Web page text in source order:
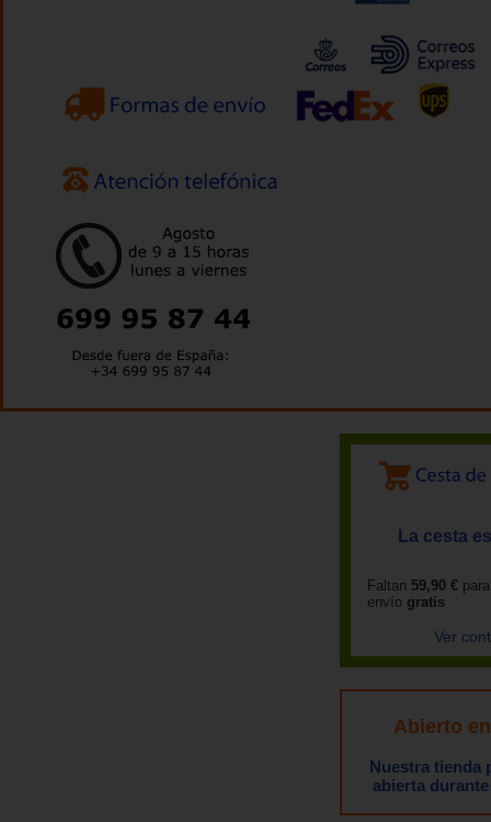
La cesta
Faltan 59,90 €
envío gratis
Ver
Abierto
Nuestra tienda
abierta